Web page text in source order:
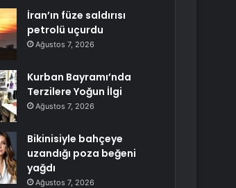
İran’ın füze saldırısı
petrolü uçurdu
Ağustos 7, 2026
Kurban Bayramı’nda
Terzilere Yoğun İlgi
Ağustos 7, 2026
Bikinisiyle bahçeye
uzandığı poza beğeni
yağdı
Ağustos 7, 2026